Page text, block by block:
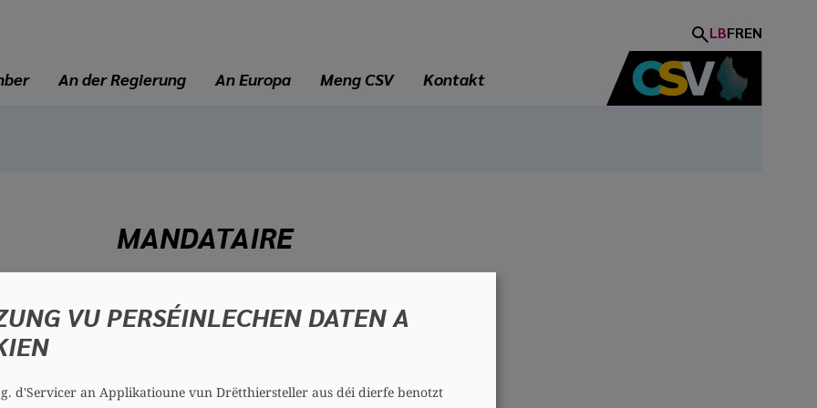
LBFREN
An der Regierung An Europa Meng CSV Kontakt
MANDATAIRE
Joanne BUCHETTE
VU PERSÉINLECHEN DATEN A
d'Servicer an Applikatioune vun Drëtthiersteller aus déi dierfe benotzt